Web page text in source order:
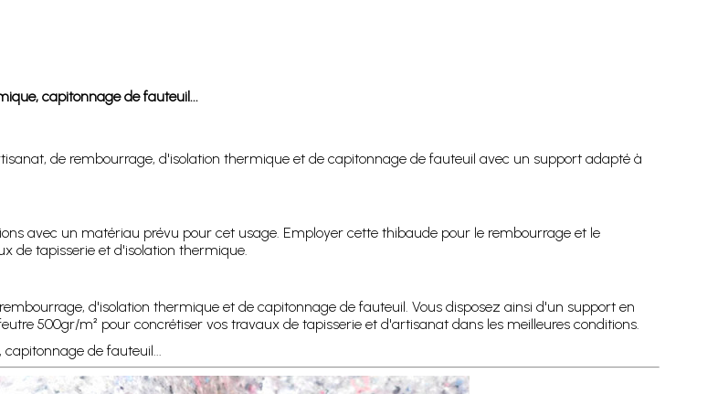
capitonnage de fauteuil...
de rembourrage, d'isolation thermique et de capitonnage de fauteuil avec un support adapté à
avec un matériau prévu pour cet usage. Employer cette thibaude pour le rembourrage et le
de tapisserie et d'isolation thermique.
d'isolation thermique et de capitonnage de fauteuil. Vous disposez ainsi d'un support en
500gr/m² pour concrétiser vos travaux de tapisserie et d'artisanat dans les meilleures conditions.
de fauteuil...